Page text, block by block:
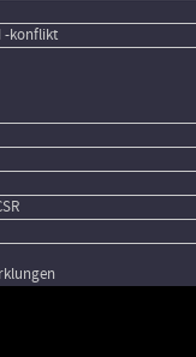
-konflikt